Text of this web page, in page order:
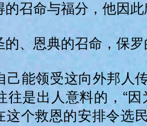
召命与福分，他因此
、恩典的召命，保罗
己能领受这向外邦人
往是出人意料的，“
这个救恩的安排令选